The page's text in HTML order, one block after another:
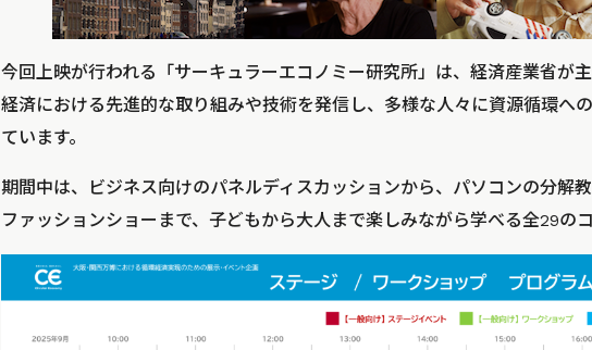
今回上映が行われる「サーキュラーエコノミー研究所」は、経済産業省が
経済における先進的な取り組みや技術を発信し、多様な人々に資源循環へ
ています。
期間中は、ビジネス向けのパネルディスカッションから、パソコンの分解
ファッションショーまで、子どもから大人まで楽しみながら学べる全29の